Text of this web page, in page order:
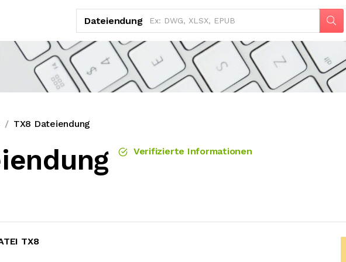
Dateiendung
TX8 Dateiendung
Verifizierte Informationen
TX8